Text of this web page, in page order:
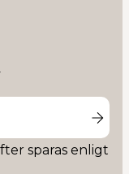
sparas enligt